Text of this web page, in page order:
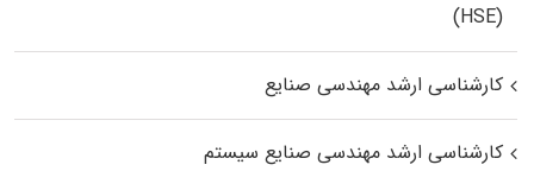
(HSE)
کارشناسی ارشد مهندسی صنایع
کارشناسی ارشد مهندسی صنایع سیستم